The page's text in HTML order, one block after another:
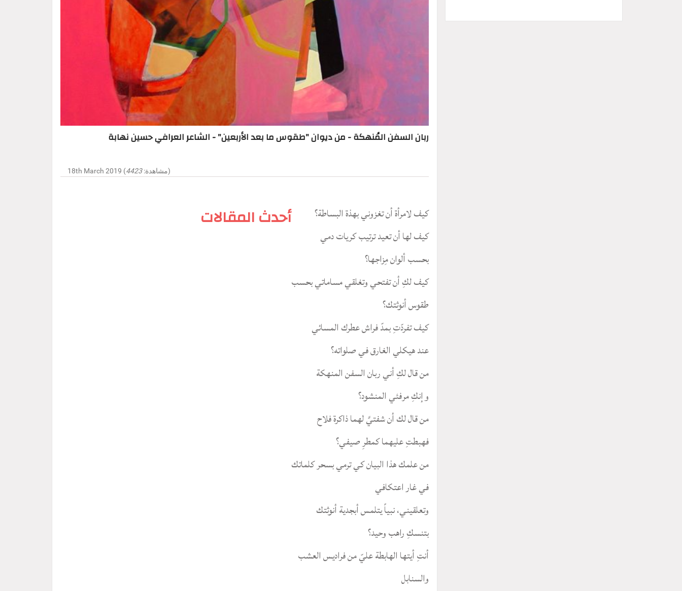
ربان السفن المُنهكة - من ديوان "طقوس ما بعد الأربعين" - الشاعر العرافي حسين نهابة
كيف لامرأة أن تغزوني بهذة البساطة؟
كيف لها أن تعيد ترتيب كريات دمي
بحسب ألوان مِزاجها؟
كيف لكِ أن تفتحي وتغلقي مساماتي بحسب
طقوس أنوثتك؟
كيف تفردّتِ بمدّ فراش عطرك المسائي
عند هيكلي الغارق في صلواته؟
من قال لكِ أني ربان السفن المنهكة
وإنكِ مرفئي المنشود؟
من قال لك أن شفتيَّ لهما ذاكرة فلاح
فهبطتِ عليهما كمطرِ صيفي؟
من علمك هذا البيان كي ترمي بسحر كلماتك
في غار اعتكافي
وتعلقيني، نبياً يتلمس أبجدية أنوثتك
بتنسكِ راهب وحيد؟
أنتِ أيتها الهابطة عليّ من فراديس العشب
والسنابل
18th March 2019 (مشاهدة:4423 )
أحدث المقالات